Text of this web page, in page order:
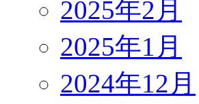
2025年2月
2025年1月
2024年12月